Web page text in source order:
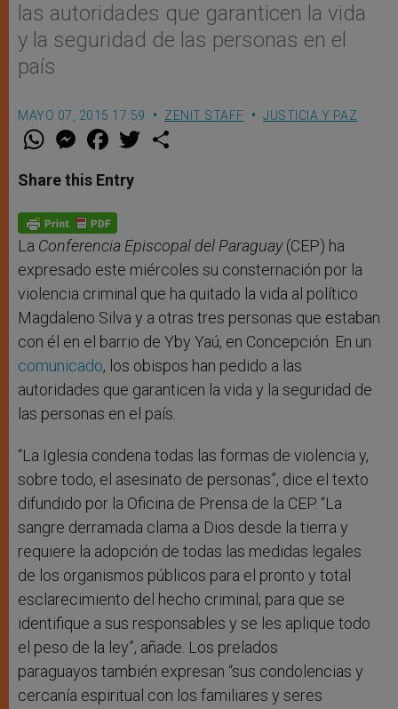
las autoridades que garanticen la vida
y la seguridad de las personas en el
país
MAYO 07, 2015 17:59 ZENIT STAFF JUSTICIA Y PAZ
W
t
s
p
p
M
e
s
e
g
e
r
F
a
e
b
o
k
w
Share this Entry
La Conferencia Episcopal del Paraguay(CEP) ha
expresado este miércoles su consternación por la
violencia criminal que ha quitado la vida al político
Magdaleno Silva y a otras tres personas que estaban
con él en el barrio de Yby Yaú, en Concepción. En un
comunicado, los obispos han pedido a las
autoridades que garanticen la vida y la seguridad de
las personas en el país.
“La Iglesia condena todas las formas de violencia y,
sobre todo, el asesinato de personas”, dice el texto
difundido por la Oficina de Prensa de la CEP. “La
sangre derramada clama a Dios desde la tierra y
requiere la adopción de todas las medidas legales
de los organismos públicos para el pronto y total
esclarecimiento del hecho criminal; para que se
identifique a sus responsables y se les aplique todo
el peso de la ley”, añade. Los prelados
paraguayos también expresan “sus condolencias y
cercanía espiritual con los familiares y seres